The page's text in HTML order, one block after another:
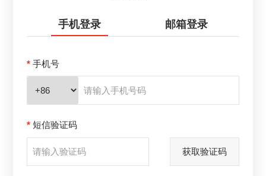
手机登录 邮箱登录
*手机号
*短信验证码
获取验证码